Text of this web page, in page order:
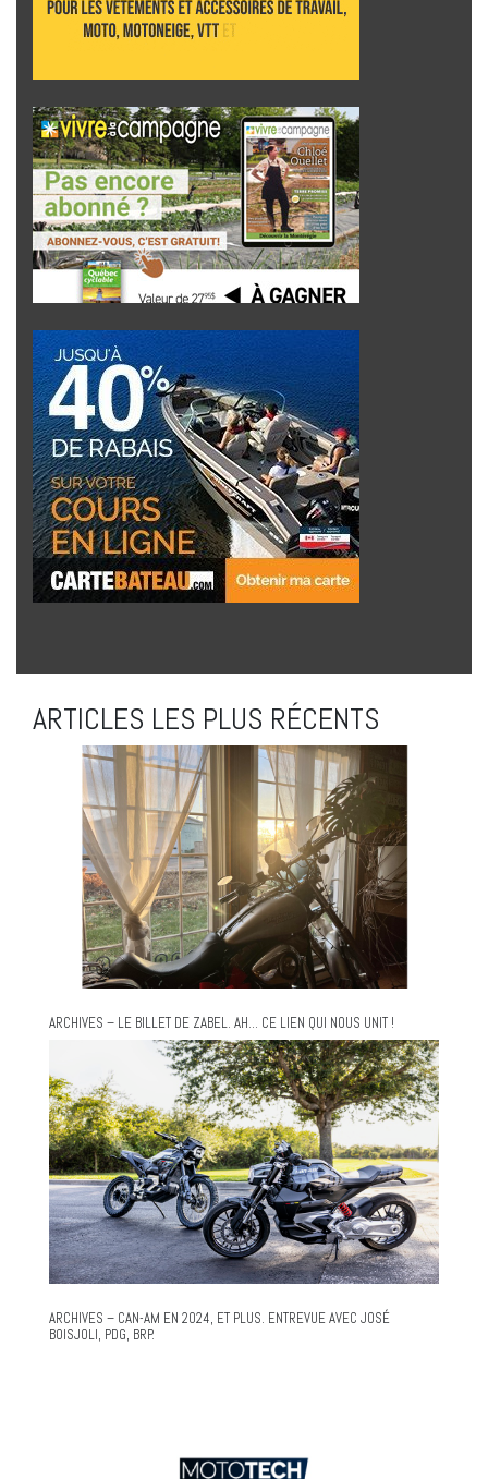
ARTICLES LES PLUS RÉCENTS
ARCHIVES – LE BILLET DE ZABEL. AH… CE LIEN QUI NOUS UNIT !
ARCHIVES – CAN-AM EN 2024, ET PLUS. ENTREVUE AVEC JOSÉ
BOISJOLI, PDG, BRP.